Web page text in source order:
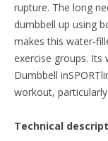
rupture. The long
dumbbell up using
makes this water-
exercise groups. Its
Dumbbell
workout,
Technical